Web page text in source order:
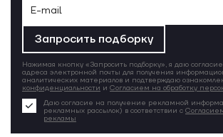
Запросить подборку
Нажимая кнопку «Запросить подборку», я даю
адреса электронной почты для получения
аналитических материалов и подтверждаю
конфиденциальности и Согласием на обработку
Даю согласие на получение рекламной
рекламных рассылок) в соответствии с
рекламы